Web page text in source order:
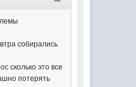
собирались
сколько это все
потерять